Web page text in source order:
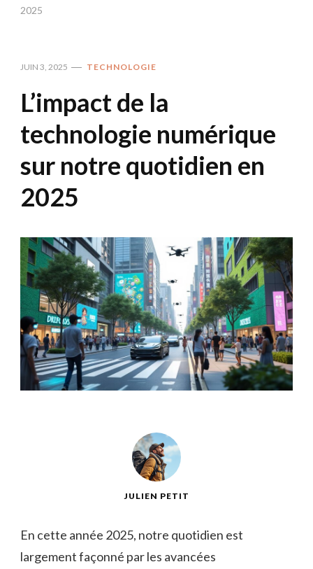
2025
JUIN 3, 2025 TECHNOLOGIE
L’impact de la
technologie numérique
sur notre quotidien en
2025
JULIEN PETIT
En cette année 2025, notre quotidien est
largement façonné par les avancées